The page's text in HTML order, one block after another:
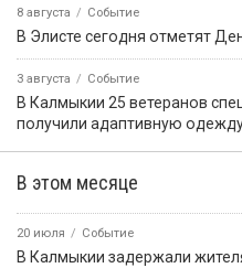
8 августа Событие
В Элисте сегодня отметят
3 августа Событие
В Калмыкии 25 ветеранов
получили адаптивную
В этом месяце
20 июля Событие
В Калмыкии задержали